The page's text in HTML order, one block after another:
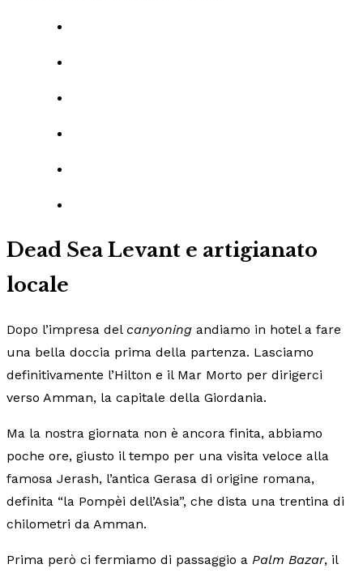
Dead Sea Levant e artigianato
locale
Dopo l’impresa del canyoning andiamo in hotel a fare
una bella doccia prima della partenza. Lasciamo
definitivamente l’Hilton e il Mar Morto per dirigerci
verso Amman, la capitale della Giordania.
Ma la nostra giornata non è ancora finita, abbiamo
poche ore, giusto il tempo per una visita veloce alla
famosa Jerash, l’antica Gerasa di origine romana,
definita “la Pompèi dell’Asia”, che dista una trentina di
chilometri da Amman.
Prima però ci fermiamo di passaggio a Palm Bazar, il